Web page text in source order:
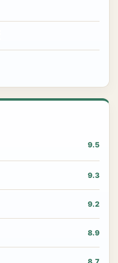
9.5
9.3
9.2
8.9